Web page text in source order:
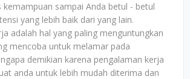
kemampuan sampai Anda betul - betul
yang lebih baik dari yang lain.
adalah hal yang paling menguntungkan
mencoba untuk melamar pada
demikian karena pengalaman kerja
anda untuk lebih mudah diterima dan